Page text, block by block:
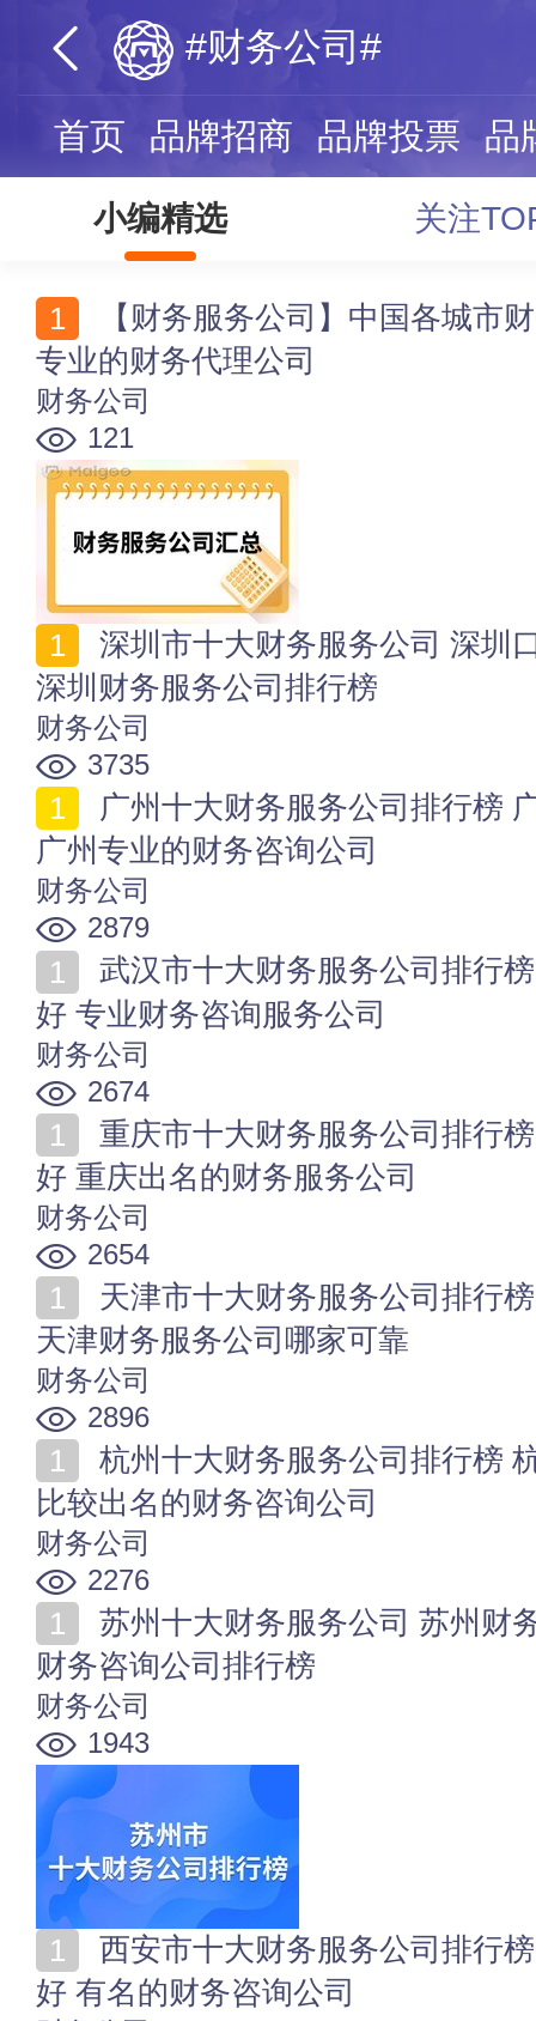
#财务公司#
首页 品牌招商 品牌投票 品
小编精选 关注
专业的财务代理公司
财务公司
121
深圳财务服务公司排行榜
财务公司
3735
广州专业的财务咨询公司
财务公司
2879
好 专业财务咨询服务公司
财务公司
2674
好 重庆出名的财务服务公司
财务公司
2654
天津财务服务公司哪家可靠
财务公司
2896
比较出名的财务咨询公司
财务公司
2276
财务咨询公司排行榜
财务公司
1943
好 有名的财务咨询公司